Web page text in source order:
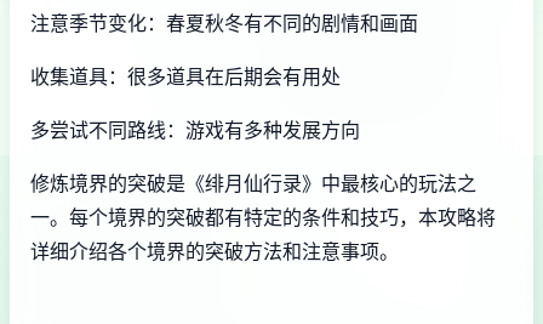
注意季节变化：春夏秋冬有不同的剧情和画面
收集道具：很多道具在后期会有用处
多尝试不同路线：游戏有多种发展方向
修炼境界的突破是《绯月仙行录》中最核心的玩法之
一。每个境界的突破都有特定的条件和技巧，本攻略将
详细介绍各个境界的突破方法和注意事项。